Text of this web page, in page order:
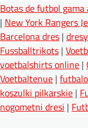
Botas de futbol gama
| New York Rangers
Barcelona dres |
Fussballtrikots |
voetbalshirts online |
Voetbaltenue |
koszulki pilkarskie |
nogometni dresi |